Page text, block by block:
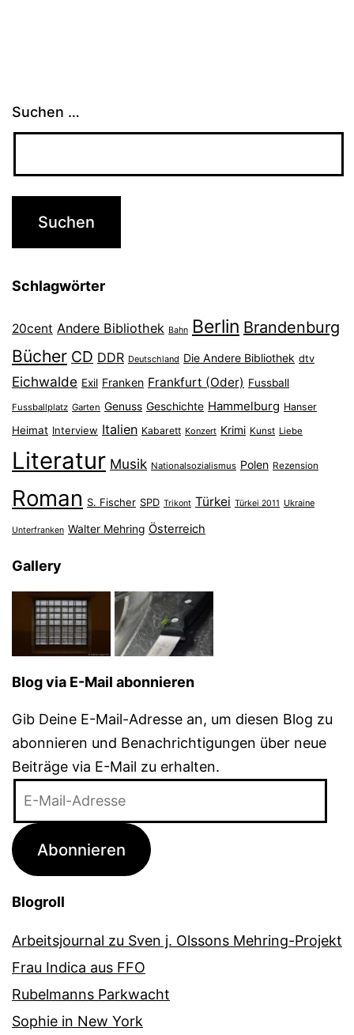
Suchen …
Schlagwörter
20cent Andere Bibliothek Bahn Berlin Brandenburg
Bücher CD DDR Deutschland Die Andere Bibliothek dtv
Eichwalde Exil Franken Frankfurt (Oder) Fussball
Fussballplatz Garten Genuss Geschichte Hammelburg Hanser
Heimat Interview Italien Kabarett Konzert Krimi Kunst Liebe
Literatur Musik Nationalsozialismus Polen Rezension
Roman S. Fischer SPD Trikont Türkei Türkei 2011 Ukraine
Unterfranken Walter Mehring Österreich
Gallery
Blog via E-Mail abonnieren
Gib Deine E-Mail-Adresse an, um diesen Blog zu
abonnieren und Benachrichtigungen über neue
Beiträge via E-Mail zu erhalten.
Adresse
Abonnieren
Blogroll
Arbeitsjournal zu Sven j. Olssons Mehring-Projekt
Frau Indica aus FFO
Rubelmanns Parkwacht
Sophie in New York